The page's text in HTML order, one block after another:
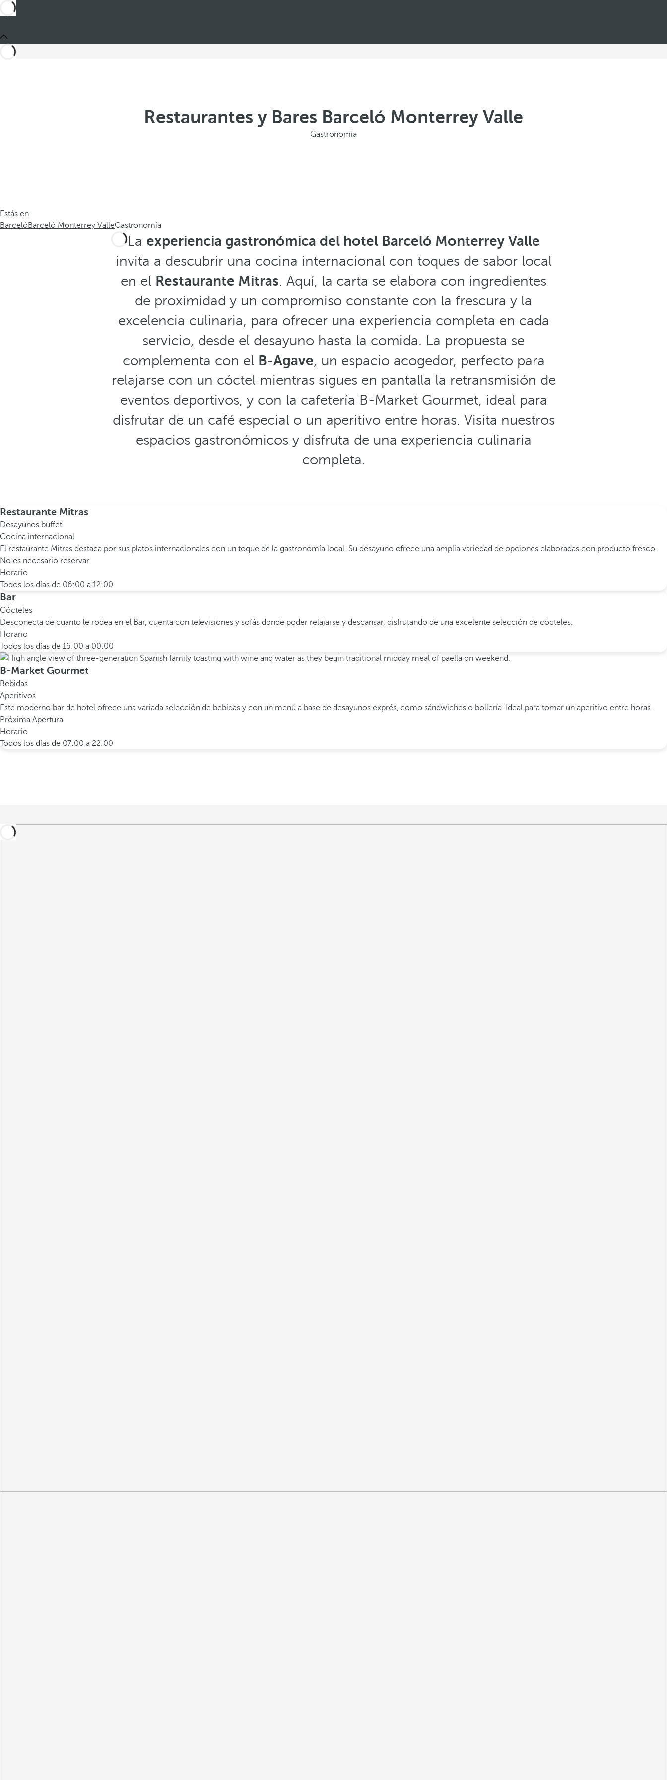
Restaurantes y Bares Barceló Monterrey Valle
Gastronomía
Estás en
BarcelóBarceló Monterrey ValleGastronomía
La experiencia gastronómica del hotel Barceló Monterrey Valle
invita a descubrir una cocina internacional con toques de sabor local
en el Restaurante Mitras. Aquí, la carta se elabora con ingredientes
de proximidad y un compromiso constante con la frescura y la
excelencia culinaria, para ofrecer una experiencia completa en cada
servicio, desde el desayuno hasta la comida. La propuesta se
complementa con el B-Agave, un espacio acogedor, perfecto para
relajarse con un cóctel mientras sigues en pantalla la retransmisión de
eventos deportivos, y con la cafetería B-Market Gourmet, ideal para
disfrutar de un café especial o un aperitivo entre horas. Visita nuestros
espacios gastronómicos y disfruta de una experiencia culinaria
completa.
Restaurante Mitras
Desayunos buffet
Cocina internacional
El restaurante Mitras destaca por sus platos internacionales con un toque de la gastronomía local. Su desayuno ofrece una amplia variedad de opciones elaboradas con producto fresco.
No es necesario reservar
Horario
Todos los días de 06:00 a 12:00
Bar
Cócteles
Desconecta de cuanto le rodea en el Bar, cuenta con televisiones y sofás donde poder relajarse y descansar, disfrutando de una excelente selección de cócteles.
Horario
Todos los días de 16:00 a 00:00
B-Market Gourmet
Bebidas
Aperitivos
Este moderno bar de hotel ofrece una variada selección de bebidas y con un menú a base de desayunos exprés, como sándwiches o bollería. Ideal para tomar un aperitivo entre horas.
Próxima Apertura
Horario
Todos los días de 07:00 a 22:00